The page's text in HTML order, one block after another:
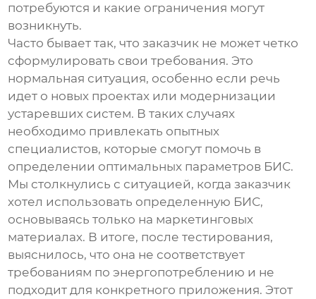
потребуются и какие ограничения могут
возникнуть.
Часто бывает так, что заказчик не может четко
сформулировать свои требования. Это
нормальная ситуация, особенно если речь
идет о новых проектах или модернизации
устаревших систем. В таких случаях
необходимо привлекать опытных
специалистов, которые смогут помочь в
определении оптимальных параметров БИС.
Мы столкнулись с ситуацией, когда заказчик
хотел использовать определенную БИС,
основываясь только на маркетинговых
материалах. В итоге, после тестирования,
выяснилось, что она не соответствует
требованиям по энергопотреблению и не
подходит для конкретного приложения. Этот